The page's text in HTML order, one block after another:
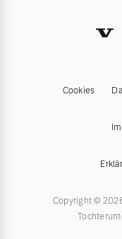
Cookies
Copyright ©